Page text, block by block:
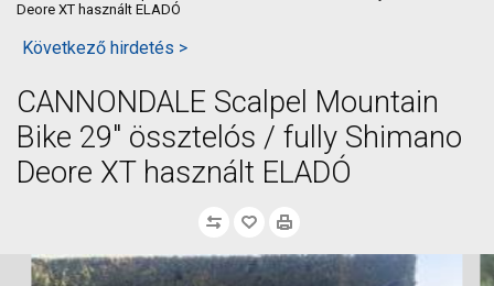
Deore XT használt ELADÓ
Következő hirdetés >
CANNONDALE Scalpel Mountain
Bike 29" össztelós / fully Shimano
Deore XT használt ELADÓ